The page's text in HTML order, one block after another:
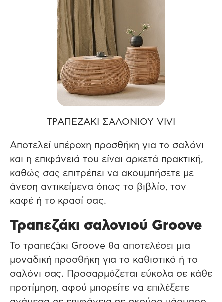
ΤΡΑΠΕΖΑΚΙ ΣΑΛΟΝΙΟΥ VIVI
Αποτελεί υπέροχη προσθήκη για το σαλόνι
και η επιφάνειά του είναι αρκετά πρακτική,
καθώς σας επιτρέπει να ακουμπήσετε με
άνεση αντικείμενα όπως το βιβλίο, τον
καφέ ή το κρασί σας.
Τραπεζάκι σαλονιού Groove
Το τραπεζάκι Groove θα αποτελέσει μια
μοναδική προσθήκη για το καθιστικό ή το
σαλόνι σας. Προσαρμόζεται εύκολα σε κάθε
προτίμηση, αφού μπορείτε να επιλέξετε